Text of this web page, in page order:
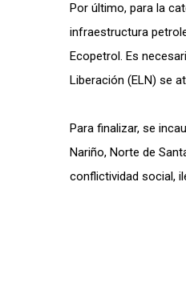
Por último, para la
infraestructura
Ecopetrol. Es
Liberación (ELN) se
Para finalizar, se
Nariño, Norte de
conflictividad social,